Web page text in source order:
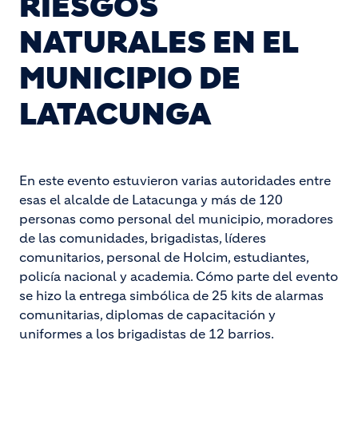
NATURALES EN EL
MUNICIPIO DE
LATACUNGA
En este evento estuvieron varias autoridades entre
esas el alcalde de Latacunga y más de 120
personas como personal del municipio, moradores
de las comunidades, brigadistas, líderes
comunitarios, personal de Holcim, estudiantes,
policía nacional y academia. Cómo parte del evento
se hizo la entrega simbólica de 25 kits de alarmas
comunitarias, diplomas de capacitación y
uniformes a los brigadistas de 12 barrios.